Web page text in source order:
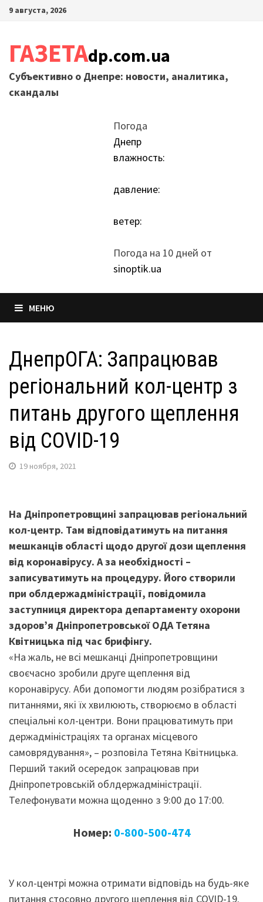
Перейти
9 августа, 2026
ГАЗЕТАdp.com.ua
Субъективно о Днепре: новости, аналитика,
скандалы
Погода
Днепр
влажность:
давление:
ветер:
Погода на 10 дней от
sinoptik.ua
МЕНЮ
ДнепрОГА: Запрацював
регіональний кол-центр з
питань другого щеплення
від COVID-19
19 ноября, 2021
На Дніпропетровщині запрацював регіональний
кол-центр. Там відповідатимуть на питання
мешканців області щодо другої дози щеплення
від коронавірусу. А за необхідності –
записуватимуть на процедуру. Його створили
при облдержадміністрації, повідомила
заступниця директора департаменту охорони
здоров’я Дніпропетровської ОДА Тетяна
Квітницька під час брифінгу.
«На жаль, не всі мешканці Дніпропетровщини
своєчасно зробили друге щеплення від
коронавірусу. Аби допомогти людям розібратися з
питаннями, які їх хвилюють, створюємо в області
спеціальні кол-центри. Вони працюватимуть при
держадміністраціях та органах місцевого
самоврядування», – розповіла Тетяна Квітницька.
Перший такий осередок запрацював при
Дніпропетровській облдержадміністрації.
Телефонувати можна щоденно з 9:00 до 17:00.
Номер: 0-800-500-474
У кол-центрі можна отримати відповідь на будь-яке
питання стосовно другого щеплення від COVID-19.